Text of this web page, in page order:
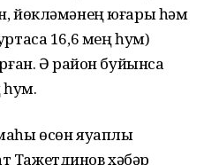
йөкләмәнең юғары һәм
16,6 мең һум)
Ә район буйынса
һум.
өсөн яуаплы
Тажетдинов хәбәр